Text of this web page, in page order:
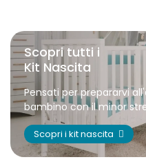
Scopri tutti i
Kit Nascita
Pensati per prepararvi
bambino con il minor
Scopri i kit nascita